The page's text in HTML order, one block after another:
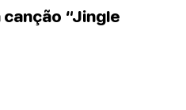
“Jingle